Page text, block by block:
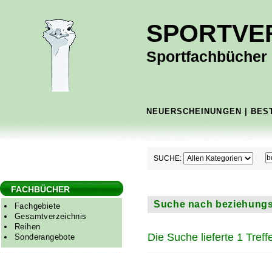
NEUERSCHEINUNGEN
SUCHE:
FACHBÜCHER
Fachgebiete
Gesamtverzeichnis
Reihen
Sonderangebote
Suche nach
Die Suche lieferte 1